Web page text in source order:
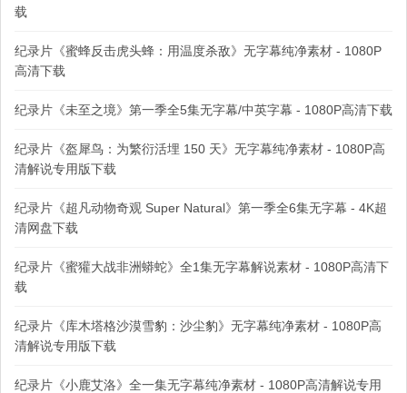
载
纪录片《蜜蜂反击虎头蜂：用温度杀敌》无字幕纯净素材 - 1080P
高清下载
纪录片《未至之境》第一季全5集无字幕/中英字幕 - 1080P高清下载
纪录片《盔犀鸟：为繁衍活埋 150 天》无字幕纯净素材 - 1080P高
清解说专用版下载
纪录片《超凡动物奇观 Super Natural》第一季全6集无字幕 - 4K超
清网盘下载
纪录片《蜜獾大战非洲蟒蛇》全1集无字幕解说素材 - 1080P高清下
载
纪录片《库木塔格沙漠雪豹：沙尘豹》无字幕纯净素材 - 1080P高
清解说专用版下载
纪录片《小鹿艾洛》全一集无字幕纯净素材 - 1080P高清解说专用